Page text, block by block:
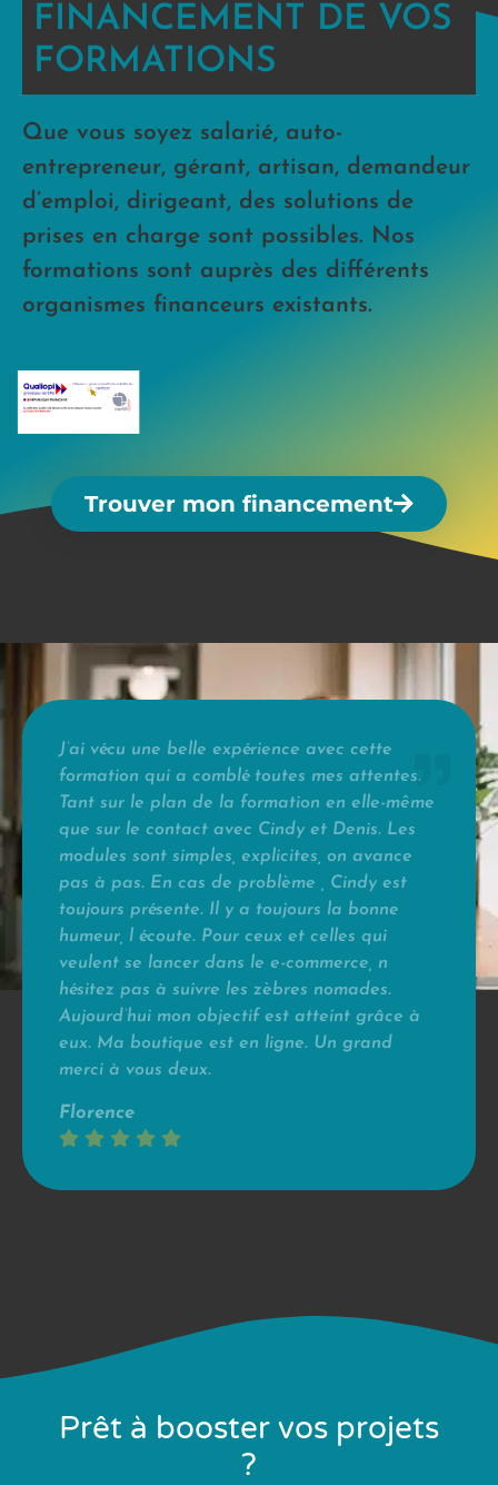
FINANCEMENT DE VOS
FORMATIONS
Que vous soyez salarié, auto-
entrepreneur, gérant, artisan, demandeur
d’emploi, dirigeant, des solutions de
prises en charge sont possibles. Nos
formations sont auprès des différents
organismes financeurs existants.
Trouver mon financement
J’ai vécu une belle expérience avec cette
formation qui a comblé toutes mes attentes.
Tant sur le plan de la formation en elle-même
que sur le contact avec Cindy et Denis. Les
modules sont simples, explicites, on avance
pas à pas. En cas de problème , Cindy est
toujours présente. Il y a toujours la bonne
humeur, l écoute. Pour ceux et celles qui
veulent se lancer dans le e-commerce, n
hésitez pas à suivre les zèbres nomades.
Aujourd’hui mon objectif est atteint grâce à
eux. Ma boutique est en ligne. Un grand
merci à vous deux.
Florence
Prêt à booster vos projets
?